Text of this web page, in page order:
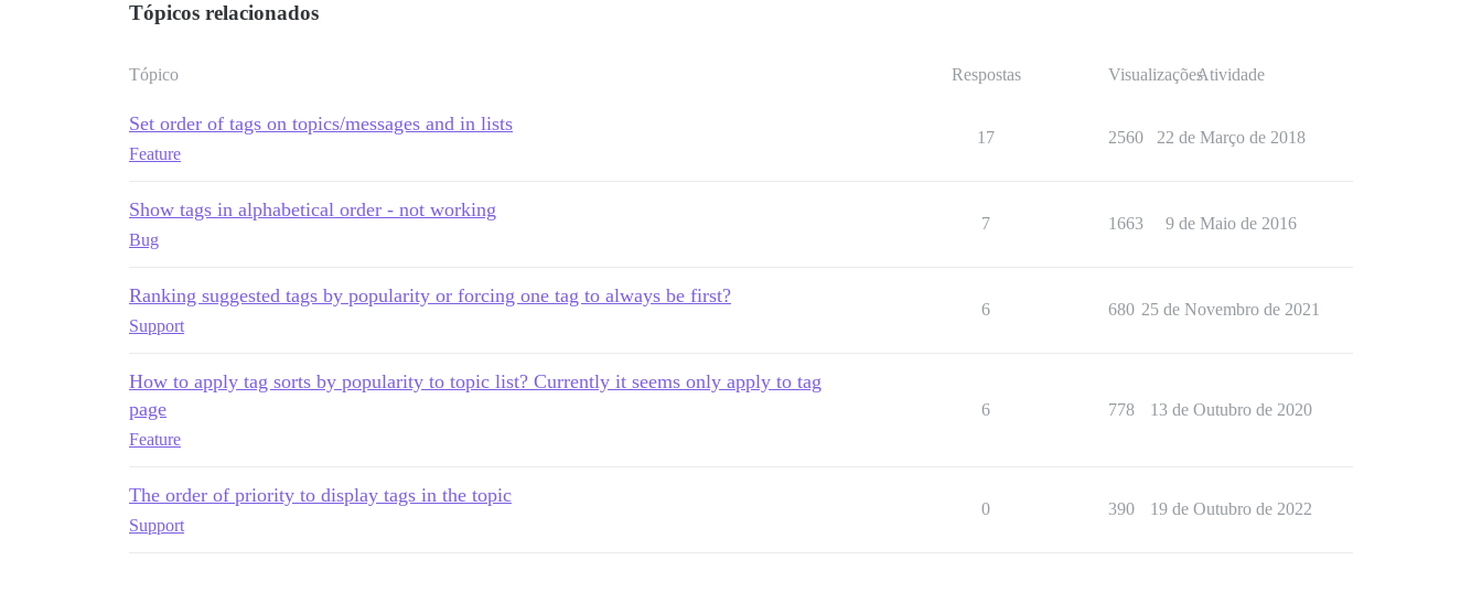
Tópicos relacionados
Tópico Respostas VisualizaçõesAtividade
Set order of tags on topics/messages and in lists
Feature
17 2560 22 de Março de 2018
Show tags in alphabetical order - not working
Bug
7 1663 9 de Maio de 2016
Ranking suggested tags by popularity or forcing one tag to always be first?
Support
6 680 25 de Novembro de 2021
How to apply tag sorts by popularity to topic list? Currently it seems only apply to tag
page
Feature
6 778 13 de Outubro de 2020
The order of priority to display tags in the topic
Support
0 390 19 de Outubro de 2022